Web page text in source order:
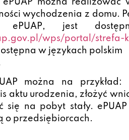
można realizować
wychodzenia z domu.
ePUAP, jest
wps/portal/strefa-
w językach polskim
można na przykład:
aktu urodzenia, złożyć
się na pobyt stały.
o przedsiębiorcach.